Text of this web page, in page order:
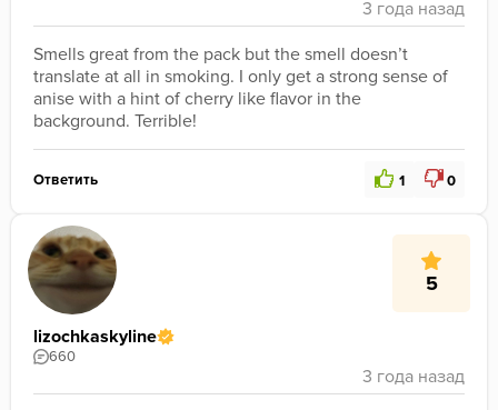
Smells great from the pack but the smell doesn’t
translate at all in smoking. I only get a strong sense of
anise with a hint of cherry like flavor in the
background. Terrible!
Ответить 1 0
5
lizochkaskyline
660